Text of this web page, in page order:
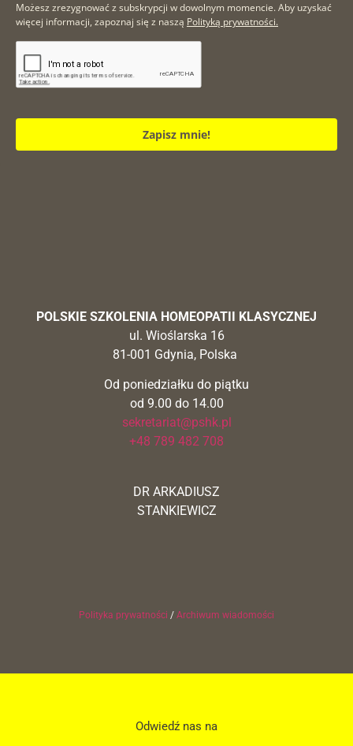
Możesz zrezygnować z subskrypcji w dowolnym momencie. Aby uzyskać
więcej informacji, zapoznaj się z naszą Polityką prywatności.
Zapisz mnie!
POLSKIE SZKOLENIA HOMEOPATII KLASYCZNEJ
ul. Wioślarska 16
81-001 Gdynia, Polska
Od poniedziałku do piątku
od 9.00 do 14.00
sekretariat@pshk.pl
+48 789 482 708
DR ARKADIUSZ
STANKIEWICZ
Polityka prywatności / Archiwum wiadomości
Odwiedź nas na